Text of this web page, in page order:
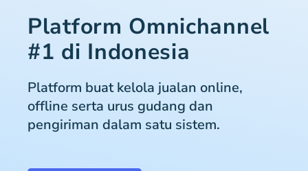
Platform Omnichannel
#1 di Indonesia
Platform buat kelola jualan online,
offline serta urus gudang dan
pengiriman dalam satu sistem.